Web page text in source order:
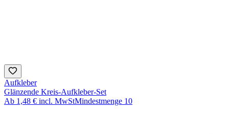
Aufkleber
Glänzende Kreis-Aufkleber-Set
Ab 1,48 € incl. MwStMindestmenge 10